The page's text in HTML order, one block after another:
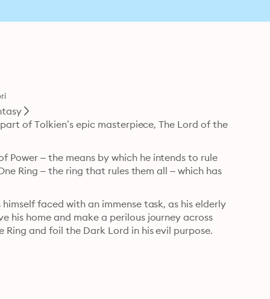
of Tolkien’s epic masterpiece, The Lord of the
Power – the means by which he intends to rule
Ring – the ring that rules them all – which has
faced with an immense task, as his elderly
his home and make a perilous journey across
and foil the Dark Lord in his evil purpose.